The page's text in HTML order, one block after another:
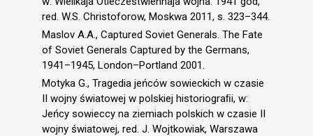
red. W.S. Christoforow, Moskwa 2011, s. 323–344.
Maslov A.A., Captured Soviet Generals. The Fate
of Soviet Generals Captured by the Germans,
1941–1945, London–Portland 2001.
Motyka G., Tragedia jeńców sowieckich w czasie
II wojny światowej w polskiej historiograﬁi, w:
Jeńcy sowieccy na ziemiach polskich w czasie II
wojny światowej, red. J. Wojtkowiak, Warszawa